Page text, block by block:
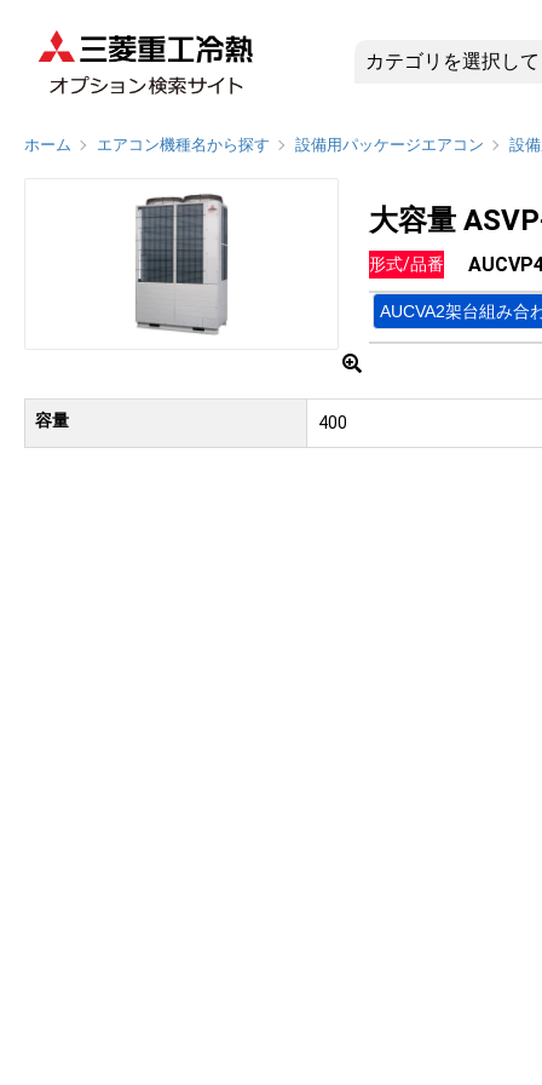
ホーム エアコン機種名から探す 設備用パッケージエアコン 設
大容量
形式/品番
AUCVA2架台組み合
容量 400